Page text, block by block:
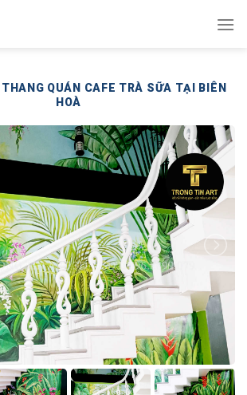
QUÁN CAFE TRÀ SỮA TẠI BIÊN
HOÀ